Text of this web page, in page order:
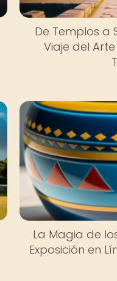
De Templos a
Viaje del
La Magia de
Exposición en